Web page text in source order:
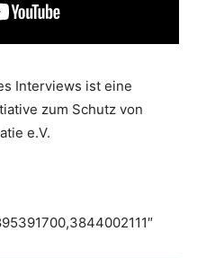
Interviews ist eine
zum Schutz von
e.V.